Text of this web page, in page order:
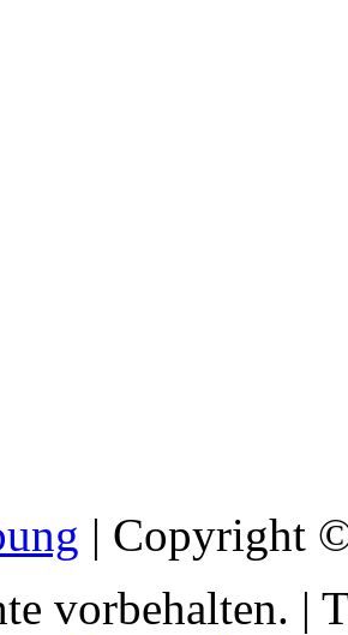
| Copyright
vorbehalten. |